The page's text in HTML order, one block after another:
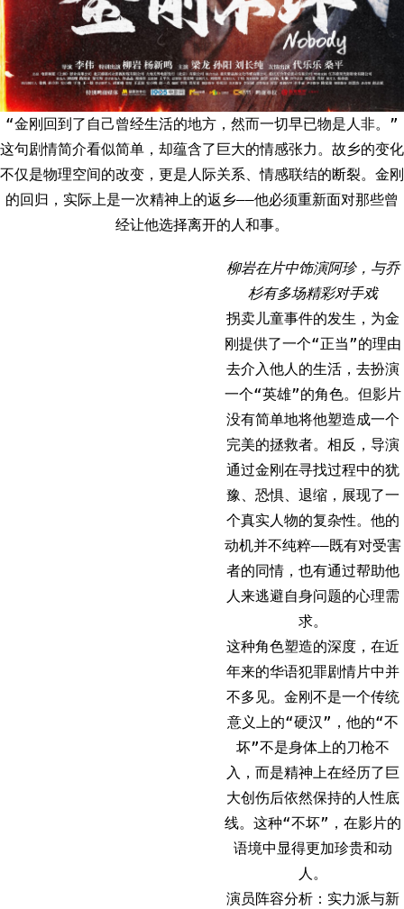
“金刚回到了自己曾经生活的地方，然而一切早已物是人非。”
这句剧情简介看似简单，却蕴含了巨大的情感张力。故乡的变化
不仅是物理空间的改变，更是人际关系、情感联结的断裂。金刚
的回归，实际上是一次精神上的返乡——他必须重新面对那些曾
经让他选择离开的人和事。
柳岩在片中饰演阿珍，与乔
杉有多场精彩对手戏
拐卖儿童事件的发生，为金
刚提供了一个“正当”的理由
去介入他人的生活，去扮演
一个“英雄”的角色。但影片
没有简单地将他塑造成一个
完美的拯救者。相反，导演
通过金刚在寻找过程中的犹
豫、恐惧、退缩，展现了一
个真实人物的复杂性。他的
动机并不纯粹——既有对受害
者的同情，也有通过帮助他
人来逃避自身问题的心理需
求。
这种角色塑造的深度，在近
年来的华语犯罪剧情片中并
不多见。金刚不是一个传统
意义上的“硬汉”，他的“不
坏”不是身体上的刀枪不
入，而是精神上在经历了巨
大创伤后依然保持的人性底
线。这种“不坏”，在影片的
语境中显得更加珍贵和动
人。
演员阵容分析：实力派与新